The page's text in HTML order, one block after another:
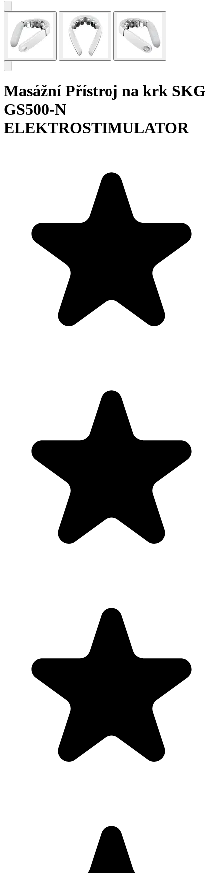
Masážní Přístroj na krk SKG
GS500-N
ELEKTROSTIMULATOR